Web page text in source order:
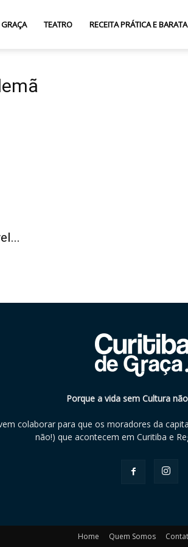
TEATRO RECEITA PRÁTICA E BARATA
Porque a vida sem Cultura
colaborar para que os moradores da
não!) que acontecem em Curitiba e
Home Quem Somos